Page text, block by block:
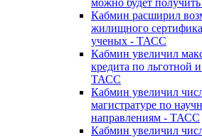
можно будет
Кабмин расширил
жилищного
ученых - ТАСС
Кабмин увеличил
кредита по льготной
ТАСС
Кабмин увеличил
магистратуре по
направлениям - ТАСС
Кабмин увеличил